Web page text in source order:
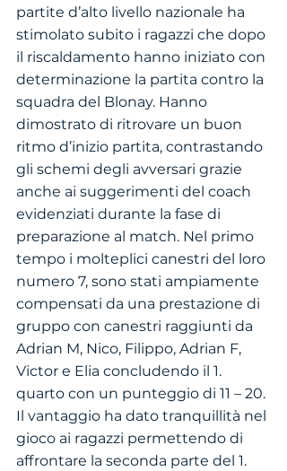
partite d’alto livello nazionale ha
stimolato subito i ragazzi che dopo
il riscaldamento hanno iniziato con
determinazione la partita contro la
squadra del Blonay. Hanno
dimostrato di ritrovare un buon
ritmo d’inizio partita, contrastando
gli schemi degli avversari grazie
anche ai suggerimenti del coach
evidenziati durante la fase di
preparazione al match. Nel primo
tempo i molteplici canestri del loro
numero 7, sono stati ampiamente
compensati da una prestazione di
gruppo con canestri raggiunti da
Adrian M, Nico, Filippo, Adrian F,
Victor e Elia concludendo il 1.
quarto con un punteggio di 11 – 20.
Il vantaggio ha dato tranquillità nel
gioco ai ragazzi permettendo di
affrontare la seconda parte del 1.